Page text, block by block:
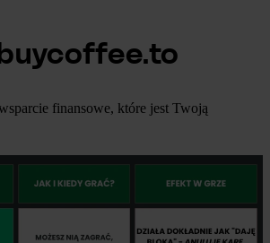
finansowe, które jest Twoją